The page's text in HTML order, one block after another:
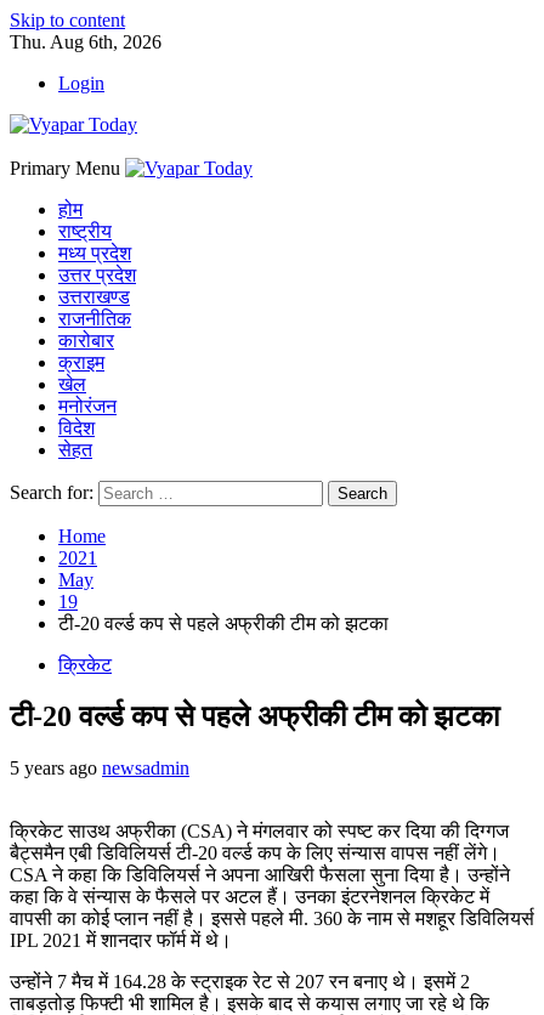
Skip to content
Thu. Aug 6th, 2026
Login
Primary Menu
होम
राष्ट्रीय
मध्य प्रदेश
उत्तर प्रदेश
उत्तराखण्ड
राजनीतिक
कारोबार
क्राइम
खेल
मनोरंजन
विदेश
सेहत
Search for:
Home
2021
May
19
टी-20 वर्ल्ड कप से पहले अफ्रीकी टीम को झटका
क्रिकेट
टी-20 वर्ल्ड कप से पहले अफ्रीकी टीम को झटका
5 years ago newsadmin
क्रिकेट साउथ अफ्रीका (CSA) ने मंगलवार को स्पष्ट कर दिया की दिग्गज
बैट्समैन एबी डिविलियर्स टी-20 वर्ल्ड कप के लिए संन्यास वापस नहीं लेंगे।
CSA ने कहा कि डिविलियर्स ने अपना आखिरी फैसला सुना दिया है। उन्होंने
कहा कि वे संन्यास के फैसले पर अटल हैं। उनका इंटरनेशनल क्रिकेट में
वापसी का कोई प्लान नहीं है। इससे पहले मी. 360 के नाम से मशहूर डिविलियर्स
IPL 2021 में शानदार फॉर्म में थे।
उन्होंने 7 मैच में 164.28 के स्ट्राइक रेट से 207 रन बनाए थे। इसमें 2
ताबड़तोड़ फिफ्टी भी शामिल है। इसके बाद से कयास लगाए जा रहे थे कि